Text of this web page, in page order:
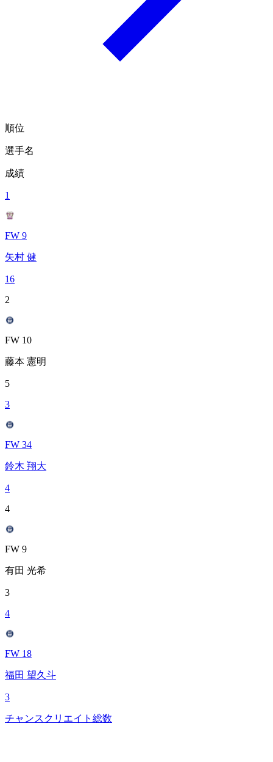
順位
選手名
成績
1
FW 9
矢村 健
16
2
FW 10
藤本 憲明
5
3
FW 34
鈴木 翔大
4
4
FW 9
有田 光希
3
4
FW 18
福田 望久斗
3
チャンスクリエイト総数